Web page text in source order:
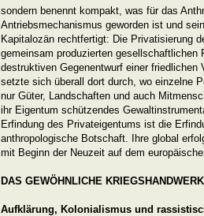
sondern benennt kompakt, was für das
Antriebsmechanismus geworden ist und
Kapitalozän rechtfertigt: Die Privatisierung
gemeinsam produzierten gesellschaftlichen
destruktiven Gegenentwurf einer friedlichen
setzte sich überall dort durch, wo einzelne
nur Güter, Landschaften und auch
ihr Eigentum schützendes
Erfindung des Privateigentums ist die
anthropologische Botschaft. Ihre global
mit Beginn der Neuzeit auf dem
DAS GEWÖHNLICHE KRIEGSHANDWERK
Aufklärung, Kolonialismus und